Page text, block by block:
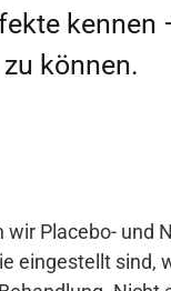
kennen
können.
Placebo- und
eingestellt